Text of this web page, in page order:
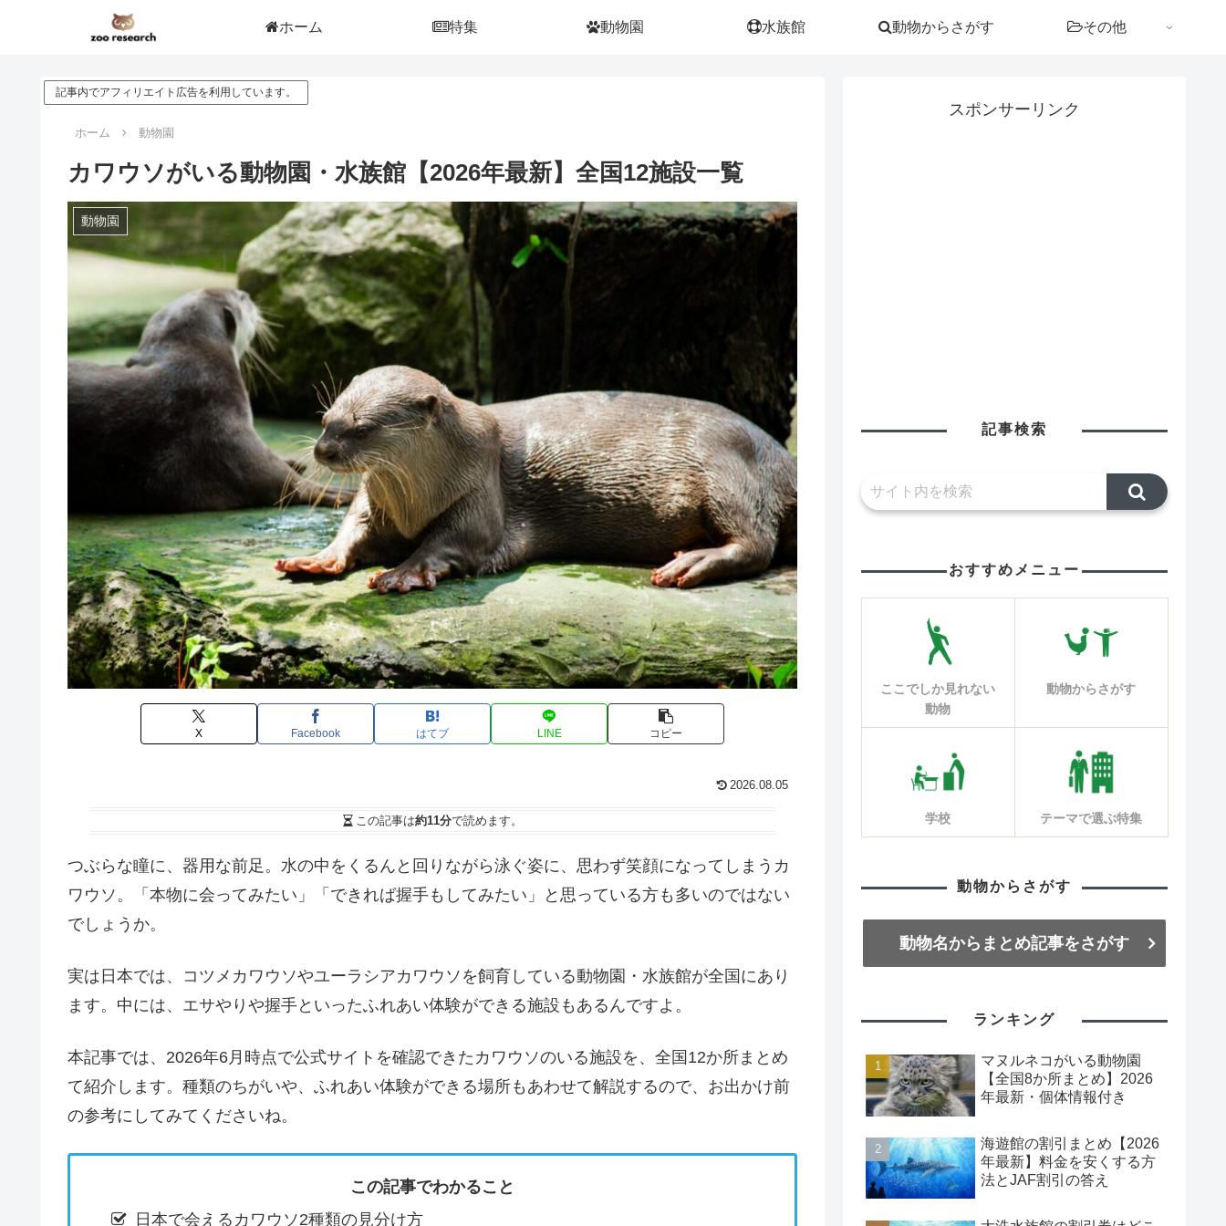
ホーム 特集 動物園 水族館 動物からさがす その他
記事内でアフィリエイト広告を利用しています。
ホーム 動物園
カワウソがいる動物園・水族館【2026年最新】全国12施設一覧
動物園
X Facebook はてブ LINE コピー
2026.08.05
この記事は約11分で読めます。
つぶらな瞳に、器用な前足。水の中をくるんと回りながら泳ぐ姿に、思わず笑顔になってしまうカ
ワウソ。「本物に会ってみたい」「できれば握手もしてみたい」と思っている方も多いのではない
でしょうか。
実は日本では、コツメカワウソやユーラシアカワウソを飼育している動物園・水族館が全国にあり
ます。中には、エサやりや握手といったふれあい体験ができる施設もあるんですよ。
本記事では、2026年6月時点で公式サイトを確認できたカワウソのいる施設を、全国12か所まとめ
て紹介します。種類のちがいや、ふれあい体験ができる場所もあわせて解説するので、お出かけ前
の参考にしてみてくださいね。
この記事でわかること
日本で会えるカワウソ2種類の見分け方
スポンサーリンク
記事検索
おすすめメニュー
ここでしか見れない
動物
動物からさがす
学校 テーマで選ぶ特集
動物からさがす
動物名からまとめ記事をさがす
ランキング
マヌルネコがいる動物園
【全国8か所まとめ】2026
年最新・個体情報付き
海遊館の割引まとめ【2026
年最新】料金を安くする方
法とJAF割引の答え